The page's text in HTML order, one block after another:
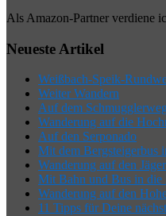
Als Amazon-Partner verdiene
Neueste Artikel
Weißbach-Speik-
Weiter Wandern
Auf dem
Wanderung auf die
Auf den Serponado
Mit dem Bergsteigerbus
Wanderung auf den
Mit Bahn und Bus in die
Wanderung auf den
11 Tipps für Deine